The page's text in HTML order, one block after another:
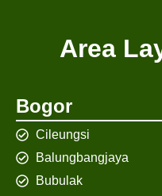
Area
Bogor
Cileungsi
Balungbangjaya
Bubulak